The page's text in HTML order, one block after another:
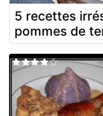
5 recettes
pommes de